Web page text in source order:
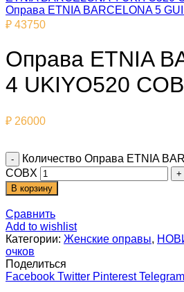
Оправа ETNIA BARCELONA 5
₽ 43750
Оправа ETNIA
4 UKIYO520
₽ 26000
Количество Оправа ETNIA
COBX
В корзину
Сравнить
Add to wishlist
Категории: Женские оправы,
очков
Поделиться
Facebook Twitter Pinterest Telegram